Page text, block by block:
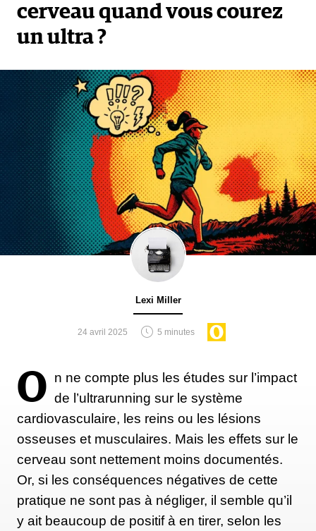
cerveau quand vous courez
un ultra ?
Lexi Miller
24 avril 2025 5 minutes
O n ne compte plus les études sur l’impact
de l’ultrarunning sur le système
cardiovasculaire, les reins ou les lésions
osseuses et musculaires. Mais les effets sur le
cerveau sont nettement moins documentés.
Or, si les conséquences négatives de cette
pratique ne sont pas à négliger, il semble qu’il
y ait beaucoup de positif à en tirer, selon les